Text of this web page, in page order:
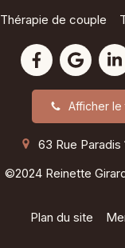
Thérapie de couple
Afficher
63 Rue Paradis
©2024 Reinette
Plan du site